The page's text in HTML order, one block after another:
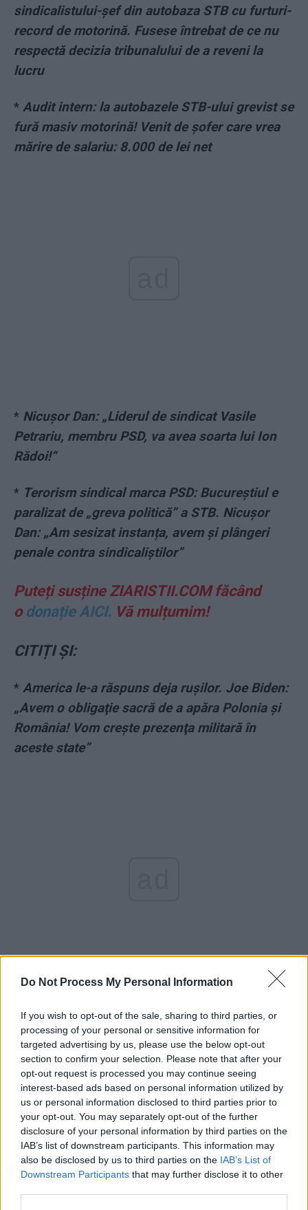
Do Not Process My Personal Information
If you wish to opt-out of the sale, sharing to third parties, or
processing of your personal or sensitive information for
targeted advertising by us, please use the below opt-out
section to confirm your selection. Please note that after your
opt-out request is processed you may continue seeing
interest-based ads based on personal information utilized by
us or personal information disclosed to third parties prior to
your opt-out. You may separately opt-out of the further
disclosure of your personal information by third parties on the
IAB’s list of downstream participants. This information may
also be disclosed by us to third parties on the IAB’s List of
Downstream Participants that may further disclose it to other
sindicalistului-șef din autobaza STB cu furturi-
record de motorină. Fusese întrebat de ce nu
respectă decizia tribunalului de a reveni la
lucru
* Audit intern: la autobazele STB-ului grevist se
fură masiv motorină! Venit de șofer care vrea
mărire de salariu: 8.000 de lei net
* Nicușor Dan: „Liderul de sindicat Vasile
Petrariu, membru PSD, va avea soarta lui Ion
Rădoi!“
* Terorism sindical marca PSD: Bucureștiul e
paralizat de „greva politică” a STB. Nicușor
Dan: „Am sesizat instanța, avem și plângeri
penale contra sindicaliștilor”
Puteți susține ZIARISTII.COM făcând
o donație AICI. Vă mulțumim!
CITIȚI ȘI:
* America le-a răspuns deja rușilor. Joe Biden:
„Avem o obligaţie sacră de a apăra Polonia și
România! Vom creşte prezenţa militară în
aceste state”
*Rusia somează NATO să se retragă din
România și Bulgaria! Ministerul de Externe rus:
„Toate trupele străine, armamentul și
echipamentele militare grele să fie scoase din
aceste țări”
*În plină criză a energiei, șeful ANRE, PSD-
istul Chiriță, se bronzează în Caraibe! Îl plătim
cu 11.500 de euro pe lună